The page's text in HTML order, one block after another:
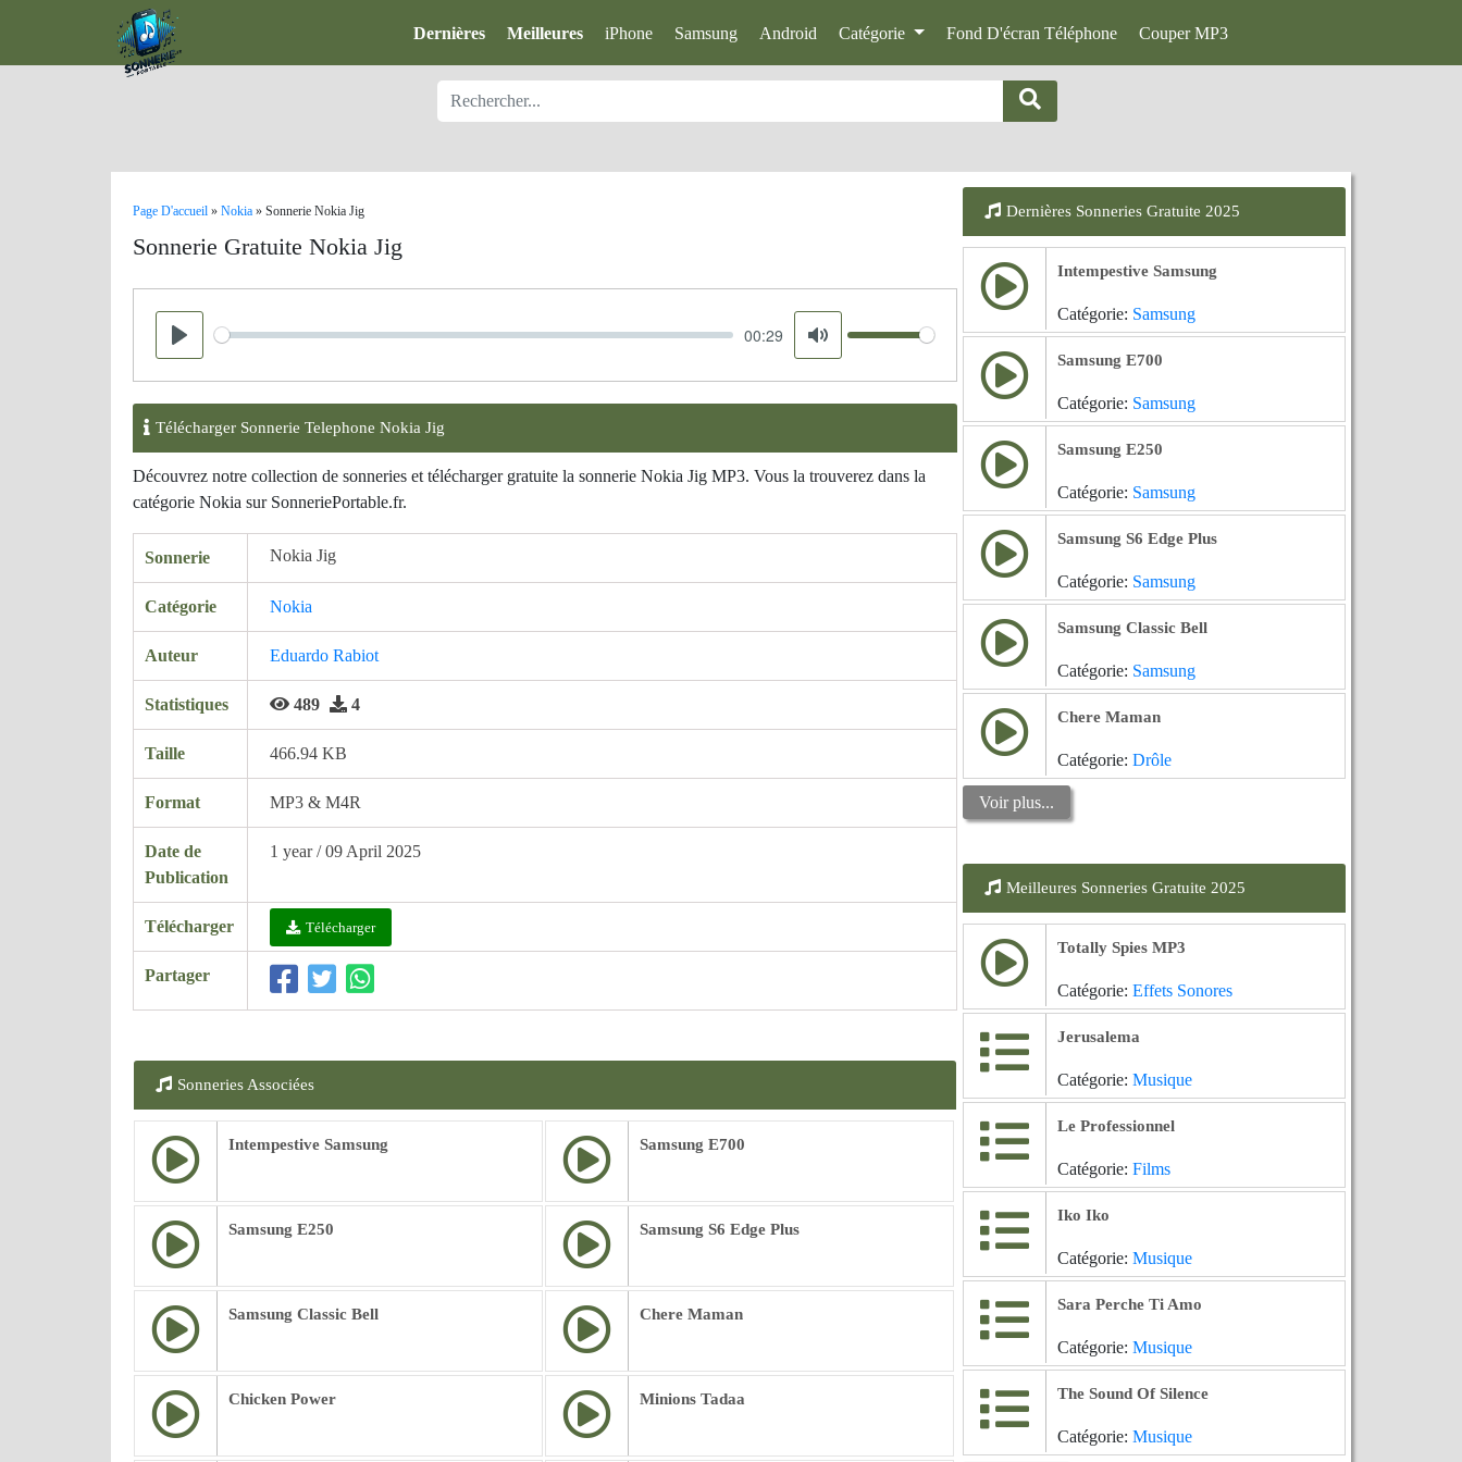
Dernières Meilleures iPhone Samsung Android Catégorie Fond D'écran Téléphone Couper MP3
Page D'accueil » Nokia » Sonnerie Nokia Jig
Sonnerie Gratuite Nokia Jig
Play
Seek 00:29
Mute
Volume
Télécharger Sonnerie Telephone Nokia Jig
Découvrez notre collection de sonneries et télécharger gratuite la sonnerie Nokia Jig MP3. Vous la trouverez dans la
catégorie Nokia sur SonneriePortable.fr.
Sonnerie Nokia Jig
Catégorie Nokia
Auteur Eduardo Rabiot
Statistiques 489 4
Taille 466.94 KB
Format MP3 & M4R
Date de
Publication
1 year / 09 April 2025
Télécharger Télécharger
Partager
Sonneries Associées
Intempestive Samsung Samsung E700
Samsung E250 Samsung S6 Edge Plus
Samsung Classic Bell Chere Maman
Chicken Power Minions Tadaa
Dernières Sonneries Gratuite 2025
Intempestive Samsung
Catégorie: Samsung
Samsung E700
Catégorie: Samsung
Samsung E250
Catégorie: Samsung
Samsung S6 Edge Plus
Catégorie: Samsung
Samsung Classic Bell
Catégorie: Samsung
Chere Maman
Catégorie: Drôle
Voir plus...
Meilleures Sonneries Gratuite 2025
Totally Spies MP3
Catégorie: Effets Sonores
Jerusalema
Catégorie: Musique
Le Professionnel
Catégorie: Films
Iko Iko
Catégorie: Musique
Sara Perche Ti Amo
Catégorie: Musique
The Sound Of Silence
Catégorie: Musique